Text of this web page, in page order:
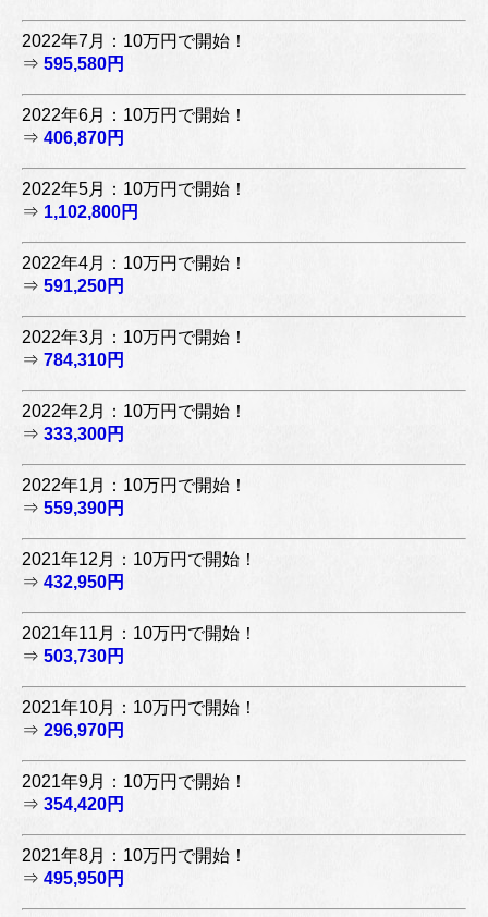
2022年7月：10万円で開始！
⇒ 595,580円
2022年6月：10万円で開始！
⇒ 406,870円
2022年5月：10万円で開始！
⇒ 1,102,800円
2022年4月：10万円で開始！
⇒ 591,250円
2022年3月：10万円で開始！
⇒ 784,310円
2022年2月：10万円で開始！
⇒ 333,300円
2022年1月：10万円で開始！
⇒ 559,390円
2021年12月：10万円で開始！
⇒ 432,950円
2021年11月：10万円で開始！
⇒ 503,730円
2021年10月：10万円で開始！
⇒ 296,970円
2021年9月：10万円で開始！
⇒ 354,420円
2021年8月：10万円で開始！
⇒ 495,950円